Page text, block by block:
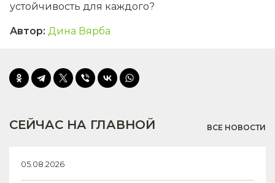
устойчивость для каждого?
Автор: Дина Вярба
СЕЙЧАС НА ГЛАВНОЙ ВСЕ НОВОСТИ
05.08.2026